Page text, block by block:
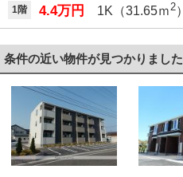
1階 4.4万円 1K（31.65ｍ2）
条件の近い物件が見つかりました